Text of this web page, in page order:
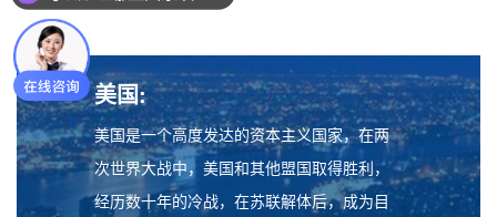
美国:
美国是一个高度发达的资本主义国家，在两
次世界大战中，美国和其他盟国取得胜利，
经历数十年的冷战，在苏联解体后，成为目